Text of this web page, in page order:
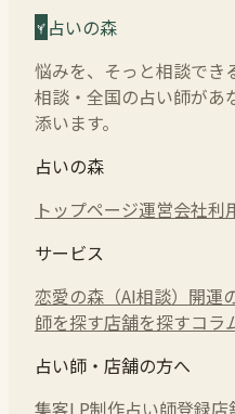
占いの森
悩みを、そっと相談でき
相談・全国の占い師があ
添います。
占いの森
トップページ運営会社利
サービス
恋愛の森（AI相談） 開運
師を探す店舗を探すコラ
占い師・店舗の方へ
集客LP制作占い師登録店